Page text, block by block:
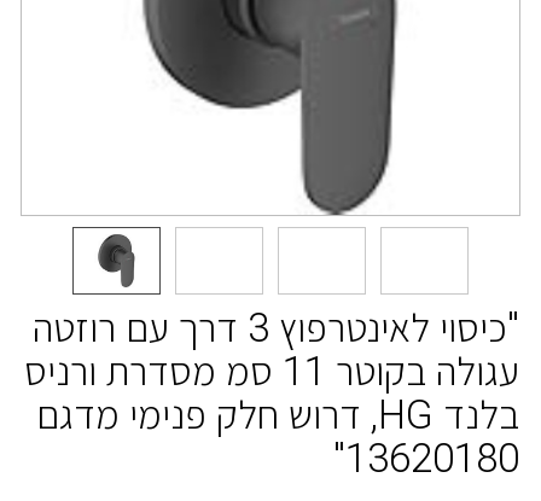
"כיסוי לאינטרפוץ 3 דרך עם רוזטה
עגולה בקוטר 11 סמ מסדרת ורניס
בלנד HG, דרוש חלק פנימי מדגם
13620180"